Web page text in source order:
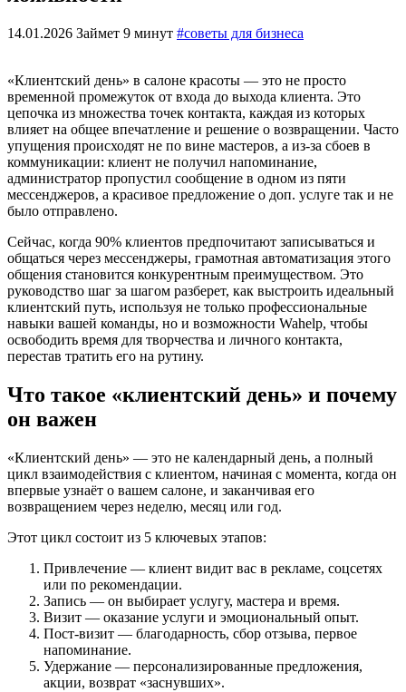
14.01.2026 Займет 9 минут #советы для бизнеса
«Клиентский день» в салоне красоты — это не просто
временной промежуток от входа до выхода клиента. Это
цепочка из множества точек контакта, каждая из которых
влияет на общее впечатление и решение о возвращении. Часто
упущения происходят не по вине мастеров, а из-за сбоев в
коммуникации: клиент не получил напоминание,
администратор пропустил сообщение в одном из пяти
мессенджеров, а красивое предложение о доп. услуге так и не
было отправлено.
Сейчас, когда 90% клиентов предпочитают записываться и
общаться через мессенджеры, грамотная автоматизация этого
общения становится конкурентным преимуществом. Это
руководство шаг за шагом разберет, как выстроить идеальный
клиентский путь, используя не только профессиональные
навыки вашей команды, но и возможности Wahelp, чтобы
освободить время для творчества и личного контакта,
перестав тратить его на рутину.
Что такое «клиентский день» и почему
он важен
«Клиентский день» — это не календарный день, а полный
цикл взаимодействия с клиентом, начиная с момента, когда он
впервые узнаёт о вашем салоне, и заканчивая его
возвращением через неделю, месяц или год.
Этот цикл состоит из 5 ключевых этапов:
Привлечение — клиент видит вас в рекламе, соцсетях
или по рекомендации.
Запись — он выбирает услугу, мастера и время.
Визит — оказание услуги и эмоциональный опыт.
Пост-визит — благодарность, сбор отзыва, первое
напоминание.
Удержание — персонализированные предложения,
акции, возврат «заснувших».